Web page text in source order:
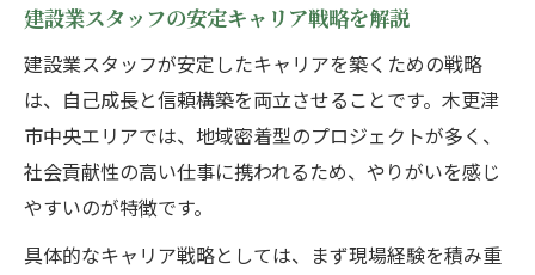
建設業スタッフの安定キャリア戦略を解説
建設業スタッフが安定したキャリアを築くための戦略
は、自己成長と信頼構築を両立させることです。木更津
市中央エリアでは、地域密着型のプロジェクトが多く、
社会貢献性の高い仕事に携われるため、やりがいを感じ
やすいのが特徴です。
具体的なキャリア戦略としては、まず現場経験を積み重